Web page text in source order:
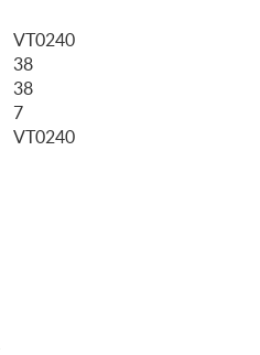
VT0240
38
38
7
VT0240